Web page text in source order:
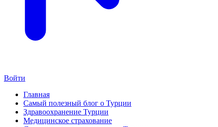
Войти
Главная
Самый полезный блог о Турции
Здравоохранение Турции
Медицинское страхование